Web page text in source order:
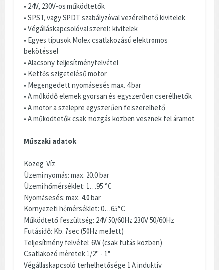
• 24V, 230V-os működtetők
• SPST, vagy SPDT szabályzóval vezérelhető kivitelek
• Végálláskapcsolóval szerelt kivitelek
• Egyes típusok Molex csatlakozású elektromos
bekötéssel
• Alacsony teljesítményfelvétel
• Kettős szigetelésű motor
• Megengedett nyomásesés max. 4 bar
• A működő elemek gyorsan és egyszerűen cserélhetők
• A motor a szelepre egyszerűen felszerelhető
• A működtetők csak mozgás közben vesznek fel áramot
Műszaki adatok
Közeg: Víz
Üzemi nyomás: max. 20.0 bar
Üzemi hőmérséklet: 1…95 °C
Nyomásesés: max. 4.0 bar
Környezeti hőmérséklet: 0…65°C
Működtető feszültség: 24V 50/60Hz 230V 50/60Hz
Futásidő: Kb. 7sec (50Hz mellett)
Teljesítmény felvétel: 6W (csak futás közben)
Csatlakozó méretek 1/2" - 1"
Végálláskapcsoló terhelhetősége 1 A induktív